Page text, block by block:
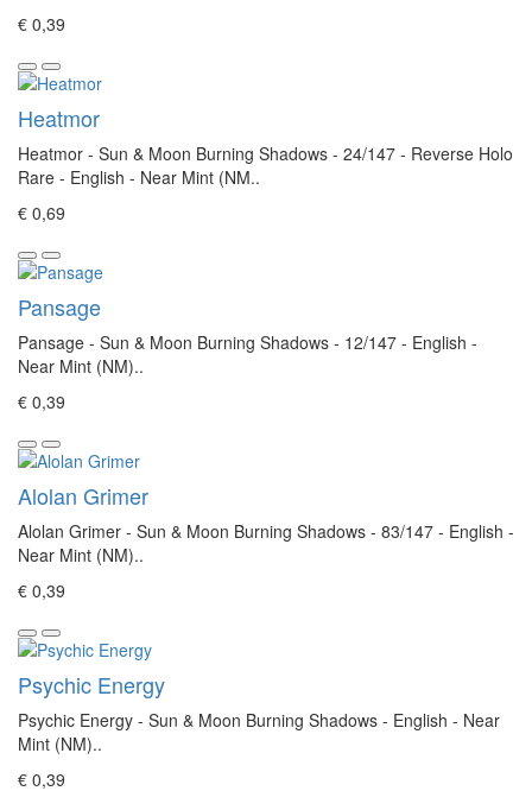
€ 0,39
Heatmor
Heatmor - Sun & Moon Burning Shadows - 24/147 - Reverse Holo
Rare - English - Near Mint (NM..
€ 0,69
Pansage
Pansage - Sun & Moon Burning Shadows - 12/147 - English -
Near Mint (NM)..
€ 0,39
Alolan Grimer
Alolan Grimer - Sun & Moon Burning Shadows - 83/147 - English -
Near Mint (NM)..
€ 0,39
Psychic Energy
Psychic Energy - Sun & Moon Burning Shadows - English - Near
Mint (NM)..
€ 0,39